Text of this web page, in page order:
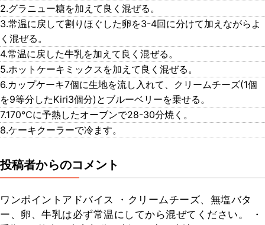
2.グラニュー糖を加えて良く混ぜる。
3.常温に戻して割りほぐした卵を3-4回に分けて加えながらよ
く混ぜる。
4.常温に戻した牛乳を加えて良く混ぜる。
5.ホットケーキミックスを加えて良く混ぜる。
6.カップケーキ7個に生地を流し入れて、クリームチーズ(1個
を9等分したKiri3個分)とブルーベリーを乗せる。
7.170℃に予熱したオーブンで28-30分焼く。
8.ケーキクーラーで冷ます。
投稿者からのコメント
ワンポイントアドバイス ・クリームチーズ、無塩バタ
ー、卵、牛乳は必ず常温にしてから混ぜてください。 ・